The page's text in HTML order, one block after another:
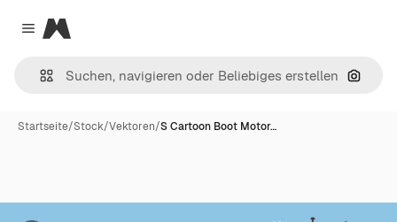
Close menu
Magnific
Nach
Startseite/Stock/Vektoren/S Cartoon Boot Motor…